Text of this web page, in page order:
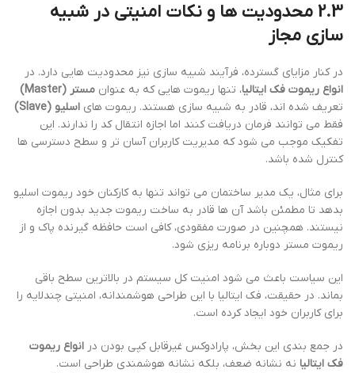
2.3 محدودیت ها و نکات امنیتی در شبیه
سازی مجاز
در کنار مزایای گسترده، فرآیند شبیه سازی نیز محدودیت هایی دارد. در
انواع ریموت فک ایتالیا، تنها ریموت هایی که به عنوان مستر (Master)
تعریف شده اند، قادر به شبیه سازی هستند. ریموت های اسلیو (Slave)
فقط می توانند فرمان دریافت کنند اما اجازه انتقال کد را ندارند. این
تفکیک موجب می شود که مدیریت کاربران آسان تر و سطح دسترسی ها
کنترل شده باشد.
برای مثال، یک مدیر ساختمان می تواند تنها به کارکنان خود ریموت اسلیو
بدهد تا مطمئن باشد آن ها قادر به ساخت ریموت جدید بدون اجازه
نیستند. همچنین در صورت مفقودی، کافی است حافظه گیرنده پاک و از
ریموت مستر دوباره برنامه ریزی شود.
این سیاست باعث می شود امنیت کل سیستم در بالاترین سطح باقی
بماند. در حقیقت، فک ایتالیا با این طراحی هوشمندانه، امنیتی چندلایه را
برای کاربران خود ایجاد کرده است.
در جمع بندی این بخش، پارادوکس غیرقابل کپی بودن در انواع ریموت
فک ایتالیا نه نشانه ضعف، بلکه نشانه هوشمندی طراحی است.